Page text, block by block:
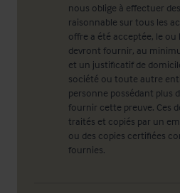
nous oblige à effectuer
raisonnable sur tous les
offre a été acceptée, le
devront fournir, au
et un justificatif de
société ou toute autre
personne possédant plus
fournir cette preuve. Ces
traités et copiés par un
ou des copies certifiées
fournies.